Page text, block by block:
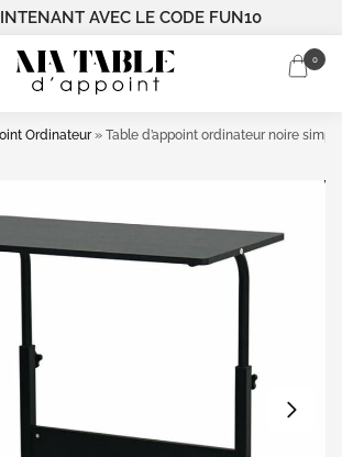
AVEC LE CODE FUN10
0
Ordinateur» Table d’appoint ordinateur noire